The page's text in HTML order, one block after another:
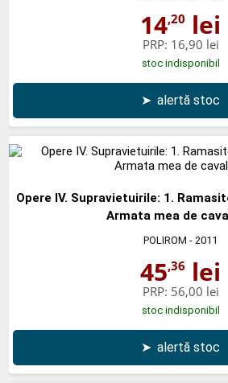
14,20 lei
PRP: 16,90 lei
stoc indisponibil
➤ alertă stoc
Opere IV. Supravietuirile: 1.
Armata mea de
POLIROM - 2011
45,36 lei
PRP: 56,00 lei
stoc indisponibil
➤ alertă stoc